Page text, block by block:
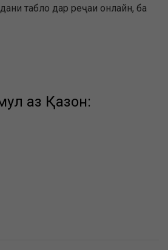
табло дар реҷаи онлайн, ба
аз Қазон: